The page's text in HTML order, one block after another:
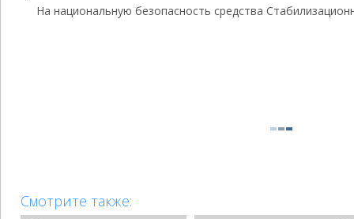
На национальную безопасность средства
Смотрите также: